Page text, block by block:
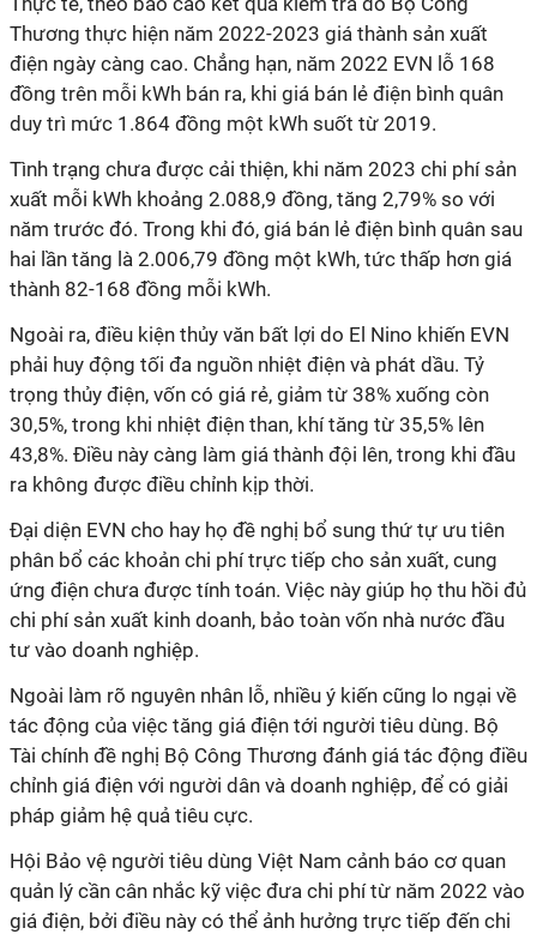
Thương thực hiện năm 2022-2023 giá thành sản xuất
điện ngày càng cao. Chẳng hạn, năm 2022 EVN lỗ 168
đồng trên mỗi kWh bán ra, khi giá bán lẻ điện bình quân
duy trì mức 1.864 đồng một kWh suốt từ 2019.
Tình trạng chưa được cải thiện, khi năm 2023 chi phí sản
xuất mỗi kWh khoảng 2.088,9 đồng, tăng 2,79% so với
năm trước đó. Trong khi đó, giá bán lẻ điện bình quân sau
hai lần tăng là 2.006,79 đồng một kWh, tức thấp hơn giá
thành 82-168 đồng mỗi kWh.
Ngoài ra, điều kiện thủy văn bất lợi do El Nino khiến EVN
phải huy động tối đa nguồn nhiệt điện và phát dầu. Tỷ
trọng thủy điện, vốn có giá rẻ, giảm từ 38% xuống còn
30,5%, trong khi nhiệt điện than, khí tăng từ 35,5% lên
43,8%. Điều này càng làm giá thành đội lên, trong khi đầu
ra không được điều chỉnh kịp thời.
Đại diện EVN cho hay họ đề nghị bổ sung thứ tự ưu tiên
phân bổ các khoản chi phí trực tiếp cho sản xuất, cung
ứng điện chưa được tính toán. Việc này giúp họ thu hồi đủ
chi phí sản xuất kinh doanh, bảo toàn vốn nhà nước đầu
tư vào doanh nghiệp.
Ngoài làm rõ nguyên nhân lỗ, nhiều ý kiến cũng lo ngại về
tác động của việc tăng giá điện tới người tiêu dùng. Bộ
Tài chính đề nghị Bộ Công Thương đánh giá tác động điều
chỉnh giá điện với người dân và doanh nghiệp, để có giải
pháp giảm hệ quả tiêu cực.
Hội Bảo vệ người tiêu dùng Việt Nam cảnh báo cơ quan
quản lý cần cân nhắc kỹ việc đưa chi phí từ năm 2022 vào
giá điện, bởi điều này có thể ảnh hưởng trực tiếp đến chi